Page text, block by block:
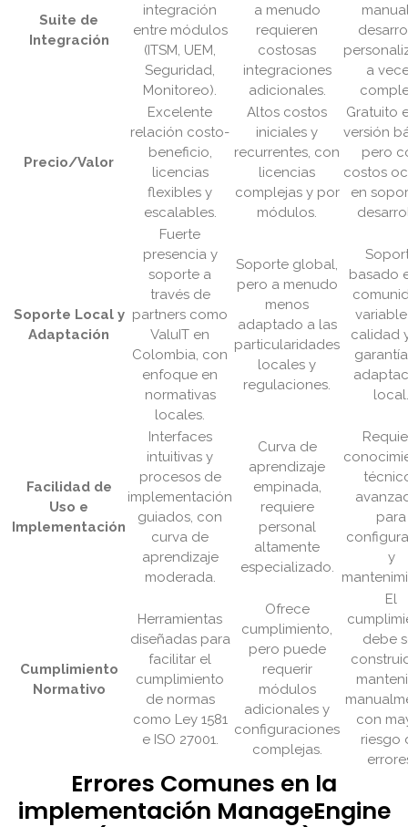
Suite de
Integración
integración
entre módulos
(ITSM, UEM,
Seguridad,
Monitoreo).
a menudo
requieren
costosas
integraciones
adicionales.
a
Precio/Valor
Excelente
relación costo-
beneficio,
licencias
flexibles y
escalables.
Altos costos
iniciales y
recurrentes, con
licencias
complejas y por
módulos.
Gratuito
versión
pero
costos
en
Soporte Local y
Adaptación
Fuerte
presencia y
soporte a
través de
partners como
ValuIT en
Colombia, con
enfoque en
normativas
locales.
Soporte global,
pero a menudo
menos
adaptado a las
particularidades
locales y
regulaciones.
basado
calidad
local.
Facilidad de
Uso e
Implementación
Interfaces
intuitivas y
procesos de
implementación
guiados, con
curva de
aprendizaje
moderada.
Curva de
aprendizaje
empinada,
requiere
personal
altamente
especializado.
para
y
Cumplimiento
Normativo
Herramientas
diseñadas para
facilitar el
cumplimiento
de normas
como Ley 1581
e ISO 27001.
Ofrece
cumplimiento,
pero puede
requerir
módulos
adicionales y
configuraciones
complejas.
El
debe
con
riesgo
Errores Comunes en la
implementación ManageEngine